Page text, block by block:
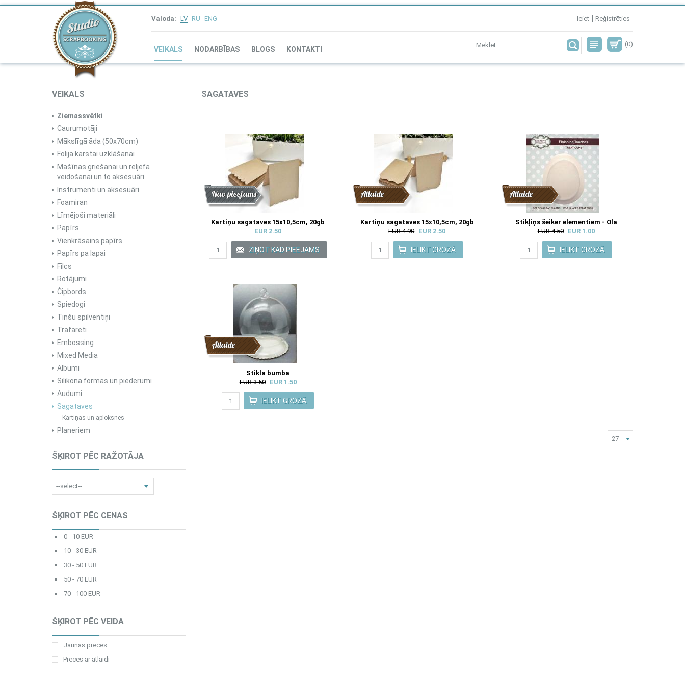
Valoda: LV RU ENG Ieiet Reģistrēties
VEIKALS NODARBĪBAS BLOGS KONTAKTI
(0)
VEIKALS
Ziemassvētki
Caurumotāji
Mākslīgā āda (50x70cm)
Folija karstai uzklāšanai
Mašīnas griešanai un reljefa
veidošanai un to aksesuāri
Instrumenti un aksesuāri
Foamiran
Līmējoši materiāli
Papīrs
Vienkrāsains papīrs
Papīrs pa lapai
Filcs
Rotājumi
Čipbords
Spiedogi
Tinšu spilventiņi
Trafareti
Embossing
Mixed Media
Albumi
Silikona formas un piederumi
Audumi
Sagataves
Kartiņas un aploksnes
Planeriem
ŠĶIROT PĒC RAŽOTĀJA
ŠĶIROT PĒC CENAS
0 - 10 EUR
10 - 30 EUR
30 - 50 EUR
50 - 70 EUR
70 - 100 EUR
ŠĶIROT PĒC VEIDA
Jaunās preces
Preces ar atlaidi
SAGATAVES
Atlaide
Jaunums
Nav pieejams
Kartiņu sagataves 15x10,5cm, 20gb
EUR 2.50
Atlaide
Kartiņu sagataves 15x10,5cm, 20gb
EUR 4.90 EUR 2.50
Atlaide
Stikļiņs šeiker elementiem - Ola
EUR 4.50
EUR 1.00
Atlaide
Stikla bumba
EUR 3.50
EUR 1.50